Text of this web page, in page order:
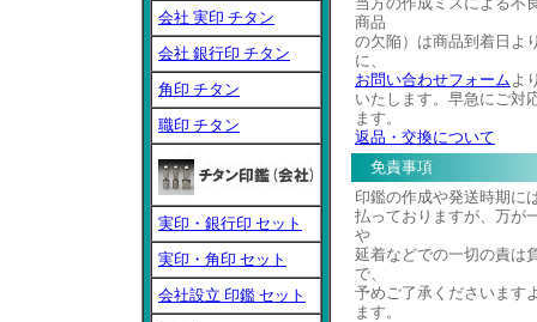
会社 実印 チタン
会社 銀行印 チタン
角印 チタン
職印 チタン
実印・銀行印 セット
実印・角印 セット
会社設立 印鑑 セット
商品
の欠陥）は商品到着日よ
に、
お問い合わせフォームよ
いたします。早急にご対
ます。
返品・交換について
免責事項
印鑑の作成や発送時期に
払っておりますが、万が
や
延着などでの一切の責は
で、
予めご了承くださいます
ます。